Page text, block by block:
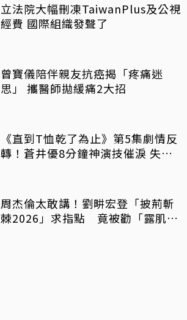
立法院大幅刪凍TaiwanPlus及公視
經費 國際組織發聲了
曾寶儀陪伴親友抗癌揭「疼痛迷
思」 攜醫師拋緩痛2大招
《直到T恤乾了為止》第5集劇情反
轉！蒼井優8分鐘神演技催淚 失蹤
周杰倫太敢講！劉畊宏登「披荊斬
棘2026」求指點 竟被勸「露肌肉